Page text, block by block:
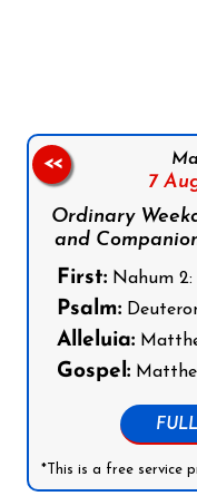
7
Ordinary
and
First: Nahum 2:
Psalm:
Alleluia:
Gospel:
*This is a free service
<<